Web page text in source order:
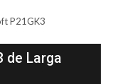
P21GK3
de Larga